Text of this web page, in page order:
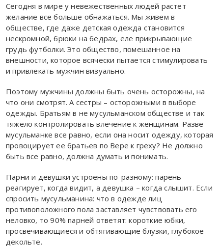
Сегодня в мире у невежественных людей растет
желание все больше обнажаться. Мы живем в
обществе, где даже детская одежда становится
нескромной, брюки на бедрах, еле прикрывающие
грудь футболки. Это общество, помешанное на
внешности, которое всячески пытается стимулировать
и привлекать мужчин визуально.
Поэтому мужчины должны быть очень осторожны, на
что они смотрят. А сестры – осторожными в выборе
одежды. Братьям в не мусульманском обществе и так
тяжело контролировать влечение к женщинам. Разве
мусульманке все равно, если она носит одежду, которая
провоцирует ее братьев по Вере к греху? Не должно
быть все равно, должна думать и понимать.
Парни и девушки устроены по-разному: парень
реагирует, когда видит, а девушка – когда слышит. Если
спросить мусульманина: что в одежде лиц
противоположного пола заставляет чувствовать его
неловко, то 90% парней ответят: короткие юбки,
просвечивающиеся и обтягивающие блузки, глубокое
декольте.